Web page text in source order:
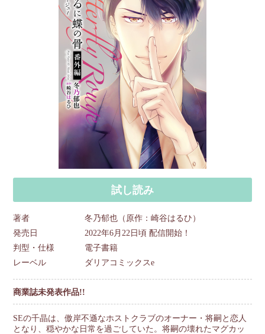
試し読み
著者
冬乃郁也（原作：崎谷はるひ）
発売日
2022年6月22日頃 配信開始！
判型・仕様
電子書籍
レーベル
ダリアコミックスe
商業誌未発表作品!!
SEの千晶は、傲岸不遜なホストクラブのオーナー・将嗣と恋人
となり、穏やかな日常を過ごしていた。将嗣の壊れたマグカッ